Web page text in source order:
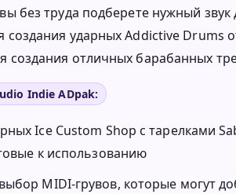
без труда подберете нужный
создания ударных Addictive Drums
создания отличных барабанных
Indie ADpak:
Ice Custom Shop с тарелками
к использованию
MIDI-грувов, которые могут